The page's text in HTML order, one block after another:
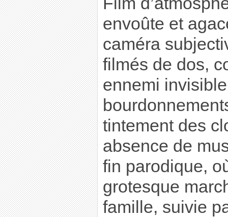
envoûte et
caméra
filmés de dos,
ennemi
tintement des
absence de
fin parodique,
grotesque
famille, suivie